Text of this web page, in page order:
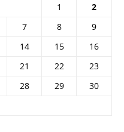
1
2
7 8
9
14 15
16
21 22
23
28 29
30